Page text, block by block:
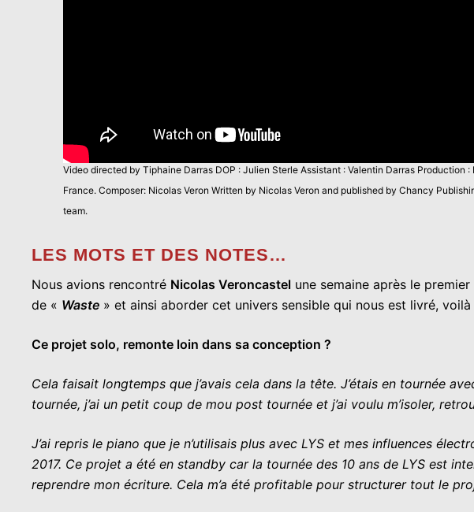
Video directed by Tiphaine Darras DOP : Julien Sterle Assistant : Valentin Darras
France. Composer: Nicolas Veron Written by Nicolas Veron and published by Chancy
team.
LES MOTS ET DES NOTES…
Nous avions rencontré Nicolas Veroncastel une semaine après le
de « Waste » et ainsi aborder cet univers sensible qui nous est livré, voilà
Ce projet solo, remonte loin dans sa conception ?
Cela faisait longtemps que j’avais cela dans la tête. J’étais en tournée
tournée, j’ai un petit coup de mou post tournée et j’ai voulu m’isoler,
J’ai repris le piano que je n’utilisais plus avec LYS et mes influences
2017. Ce projet a été en standby car la tournée des 10 ans de LYS est
reprendre mon écriture. Cela m’a été profitable pour structurer tout le